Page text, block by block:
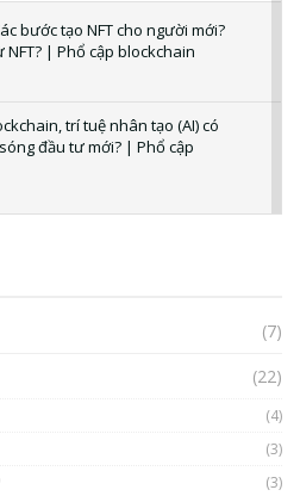
bước tạo NFT cho người mới?
NFT? | Phổ cập blockchain
trí tuệ nhân tạo (AI) có
đầu tư mới? | Phổ cập
2022: Những sự kiện ảnh hưởng
thái tiền mã hoá | Phổ cập
(7)
(22)
(4)
(3)
(3)